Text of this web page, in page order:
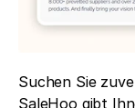
Suchen Sie